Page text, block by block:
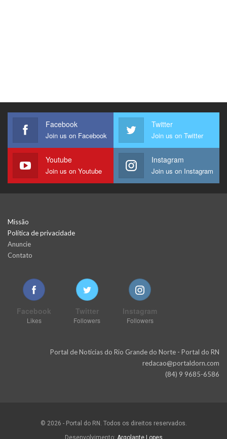
Facebook
Join us on Facebook
Twitter
Join us on Twitter
Youtube
Join us on Youtube
Instagram
Join us on Instagram
Missão
Política de privacidade
Anuncie
Contato
Facebook
Likes
Twitter
Followers
Instagram
Followers
Portal de Notícias do Rio Grande do Norte - Portal do RN
redacao@portaldorn.com
(84) 9 9685-6586
© 2026 - Portal do RN. Todos os direitos reservados.